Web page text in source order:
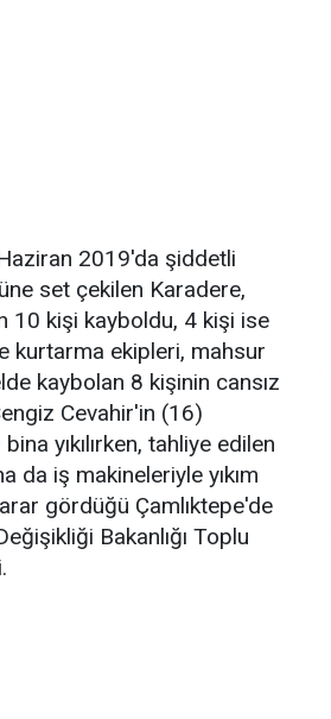
2019'da şiddetli
set çekilen Karadere,
10 kişi kayboldu, 4 kişi ise
kurtarma ekipleri, mahsur
kaybolan 8 kişinin cansız
Cevahir'in (16)
yıkılırken, tahliye edilen
da iş makineleriyle yıkım
gördüğü Çamlıktepe'de
Bakanlığı Toplu